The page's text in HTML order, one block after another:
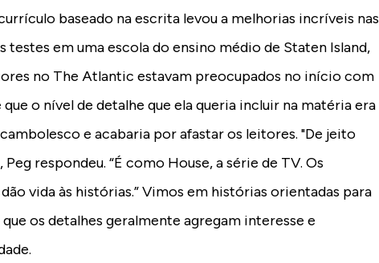
baseado na escrita levou a melhorias incríveis nas
testes em uma escola do ensino médio de Staten Island,
no The Atlantic estavam preocupados no início com
o nível de detalhe que ela queria incluir na matéria era
e acabaria por afastar os leitores. "De jeito
Peg respondeu. “É como House, a série de TV. Os
vida às histórias.” Vimos em histórias orientadas para
que os detalhes geralmente agregam interesse e